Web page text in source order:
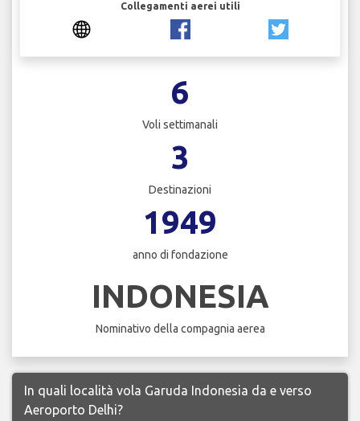
Collegamenti aerei utili
6
Voli settimanali
3
Destinazioni
1949
anno di fondazione
INDONESIA
Nominativo della compagnia aerea
In quali località vola Garuda Indonesia da e verso
Aeroporto Delhi?